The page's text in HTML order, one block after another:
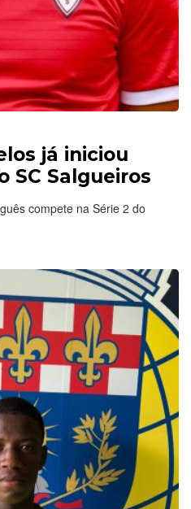
já iniciou
SC Salgueiros
compete na Série 2 do